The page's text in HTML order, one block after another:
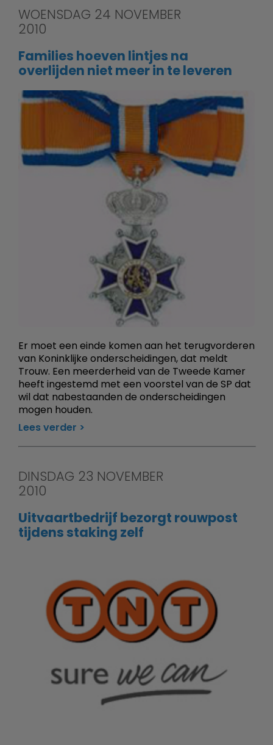
WOENSDAG 24 NOVEMBER
2010
Families hoeven lintjes na
overlijden niet meer in te leveren
Er moet een einde komen aan het terugvorderen
van Koninklijke onderscheidingen, dat meldt
Trouw. Een meerderheid van de Tweede Kamer
heeft ingestemd met een voorstel van de SP dat
wil dat nabestaanden de onderscheidingen
mogen houden.
Lees verder
DINSDAG 23 NOVEMBER
2010
Uitvaartbedrijf bezorgt rouwpost
tijdens staking zelf